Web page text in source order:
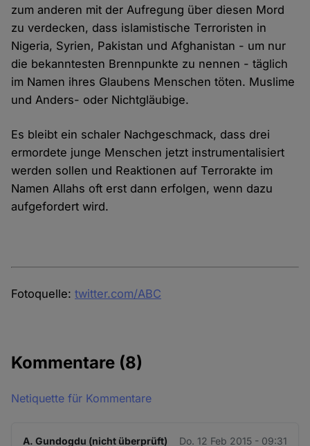
zum anderen mit der Aufregung über diesen Mord
zu verdecken, dass islamistische Terroristen in
Nigeria, Syrien, Pakistan und Afghanistan - um nur
die bekanntesten Brennpunkte zu nennen - täglich
im Namen ihres Glaubens Menschen töten. Muslime
und Anders- oder Nichtgläubige.
Es bleibt ein schaler Nachgeschmack, dass drei
ermordete junge Menschen jetzt instrumentalisiert
werden sollen und Reaktionen auf Terrorakte im
Namen Allahs oft erst dann erfolgen, wenn dazu
aufgefordert wird.
Fotoquelle:twitter.com/ABC
Kommentare (8)
Netiquette für Kommentare
A. Gundogdu (nicht überprüft) Do. 12 Feb 2015 - 09:31